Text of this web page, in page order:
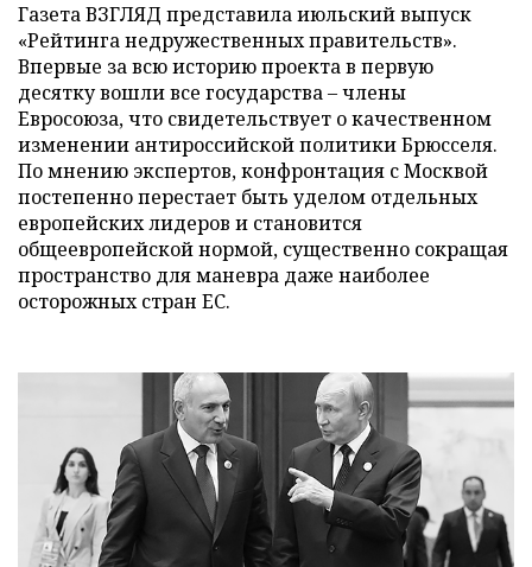
Газета ВЗГЛЯД представила июльский выпуск
«Рейтинга недружественных правительств».
Впервые за всю историю проекта в первую
десятку вошли все государства – члены
Евросоюза, что свидетельствует о качественном
изменении антироссийской политики Брюсселя.
По мнению экспертов, конфронтация с Москвой
постепенно перестает быть уделом отдельных
европейских лидеров и становится
общеевропейской нормой, существенно сокращая
пространство для маневра даже наиболее
осторожных стран ЕС.